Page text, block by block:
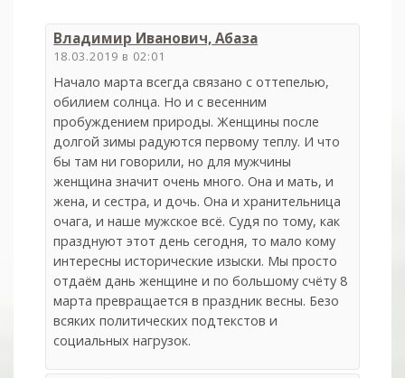
Владимир Иванович, Абаза
18.03.2019 в 02:01
Начало марта всегда связано с оттепелью,
обилием солнца. Но и с весенним
пробуждением природы. Женщины после
долгой зимы радуются первому теплу. И что
бы там ни говорили, но для мужчины
женщина значит очень много. Она и мать, и
жена, и сестра, и дочь. Она и хранительница
очага, и наше мужское всё. Судя по тому, как
празднуют этот день сегодня, то мало кому
интересны исторические изыски. Мы просто
отдаём дань женщине и по большому счёту 8
марта превращается в праздник весны. Безо
всяких политических подтекстов и
социальных нагрузок.